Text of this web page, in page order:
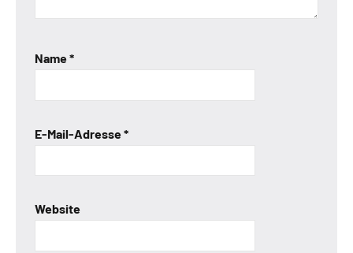
Name*
E-Mail-Adresse*
Website